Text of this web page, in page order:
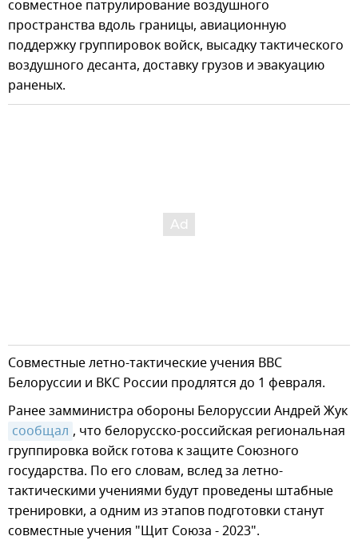
совместное патрулирование воздушного
пространства вдоль границы, авиационную
поддержку группировок войск, высадку тактического
воздушного десанта, доставку грузов и эвакуацию
раненых.
Совместные летно-тактические учения ВВС
Белоруссии и ВКС России продлятся до 1 февраля.
Ранее замминистра обороны Белоруссии Андрей Жук
сообщал , что белорусско-российская региональная
группировка войск готова к защите Союзного
государства. По его словам, вслед за летно-
тактическими учениями будут проведены штабные
тренировки, а одним из этапов подготовки станут
совместные учения "Щит Союза - 2023".